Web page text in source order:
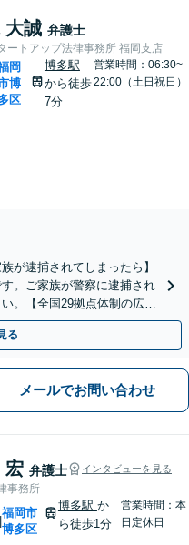
大誠 弁護士
ートアップ法律事務所 福岡支店
岡
博
区
博多駅
から徒歩
7分
営業時間：06:30~
22:00（土日祝日）
が逮捕されてしまったら】
。ご家族が警察に逮捕され
。【全国29拠点体制の広域
可(予約制)】
る
メールでお問い合わせ
宏 弁護士 インタビューを見る
事務所
福岡市
博多区
博多駅 か
ら徒歩1分
営業時間：本
日定休日